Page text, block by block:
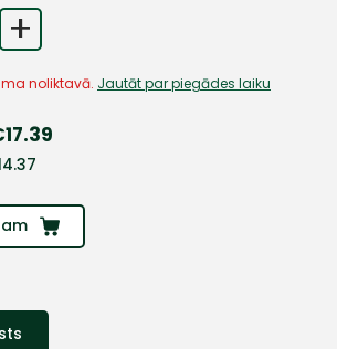
+
noliktavā. Jautāt par piegādes laiku
17.39